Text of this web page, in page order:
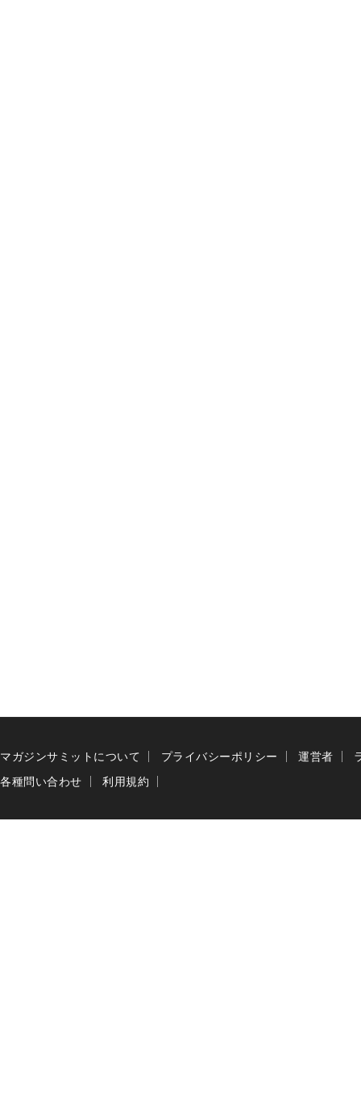
マガジンサミットについて プライバシーポリシー 運営者
各種問い合わせ
利用規約